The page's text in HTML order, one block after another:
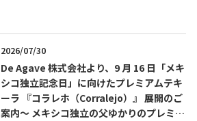
2026/07/30
De Agave 株式会社より、9 月 16 日「メキ
シコ独立記念日」に向けたプレミアムテキ
ーラ 『コラレホ（Corralejo）』 展開のご
案内〜 メキシコ独立の父ゆかりのプレミア